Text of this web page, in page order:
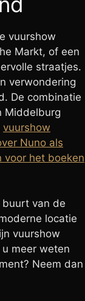
vuurshow
Markt, of een
straatjes.
verwondering
De combinatie
Middelburg
vuurshow
Nuno als
voor het boeken
van de
locatie
vuurshow
meer weten
Neem dan